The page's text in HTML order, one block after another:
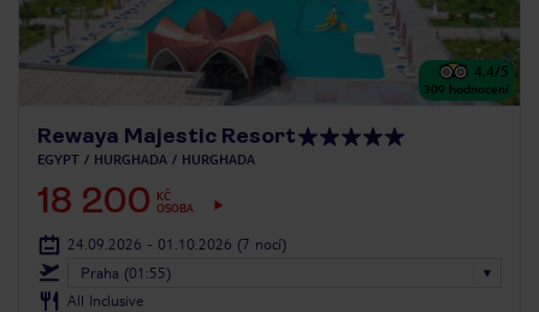
4.4/5
309 hodnocení
Rewaya Majestic Resort
EGYPT HURGHADA HURGHADA
18 200
KČ
OSOBA
24.09.2026 - 01.10.2026 (7 nocí)
Praha (01:55)
All Inclusive